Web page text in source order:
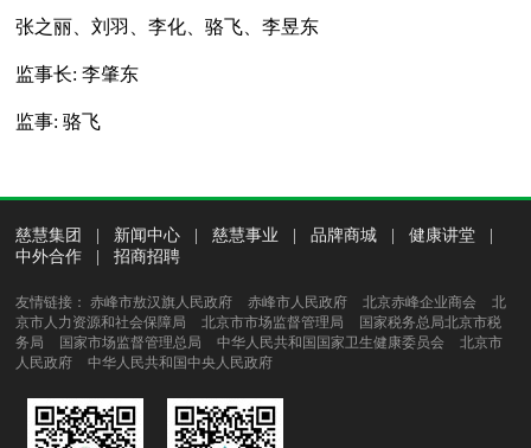
张之丽、刘羽、李化、骆飞、李昱东
监事长: 李肇东
监事: 骆飞
慈慧集团 新闻中心 慈慧事业 品牌商城 健康讲堂
中外合作
招商招聘
友情链接：赤峰市敖汉旗人民政府 赤峰市人民政府 北京赤峰企业商会
北
京市人力资源和社会保障局
北京市市场监督管理局
国家税务总局北京市税
务局
国家市场监督管理总局 中华人民共和国国家卫生健康委员会
北京市
人民政府
中华人民共和国中央人民政府